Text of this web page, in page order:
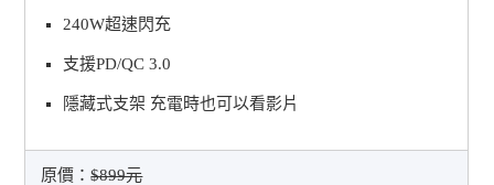
240W超速閃充
支援PD/QC 3.0
隱藏式支架 充電時也可以看影片
原價：$899元